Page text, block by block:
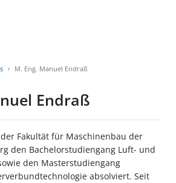
M. Eng. Manuel Endraß
Endraß
Fakultät für Maschinenbau der
den Bachelorstudiengang Luft- und
den Masterstudiengang
absolviert. Seit